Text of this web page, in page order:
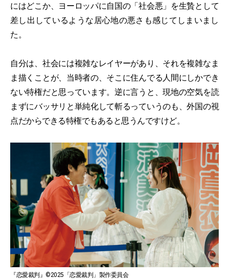
にはどこか、ヨーロッパに自国の「社会悪」を生贄として
差し出しているような居心地の悪さも感じてしまいまし
た。
自分は、社会には複雑なレイヤーがあり、それを複雑なま
ま描くことが、当時者の、そこに住んでる人間にしかでき
ない特権だと思っています。逆に言うと、現地の空気を読
まずにバッサリと単純化して斬るっていうのも、外国の視
点だからできる特権でもあると思うんですけど。
『恋愛裁判』©2025「恋愛裁判」製作委員会